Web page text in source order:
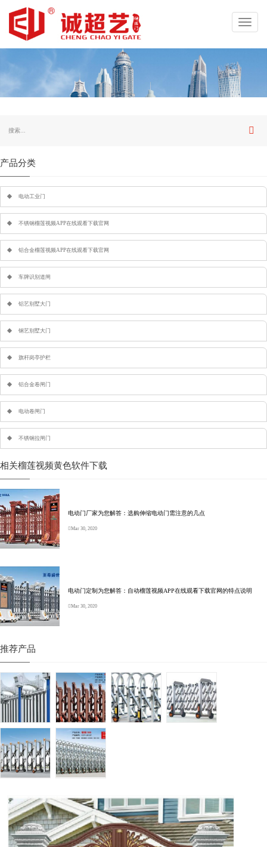
产品分类
电动工业门
不锈钢榴莲视频APP在线观看下载官网
铝合金榴莲视频APP在线观看下载官网
车牌识别道闸
铝艺别墅大门
钢艺别墅大门
旗杆岗亭护栏
铝合金卷闸门
电动卷闸门
不锈钢拉闸门
相关榴莲视频黄色软件下载
电动门厂家为您解答：选购伸缩电动门需注意的几点
Mar 30, 2020
电动门定制为您解答：自动榴莲视频APP在线观看下载官网的特点说明
Mar 30, 2020
推荐产品